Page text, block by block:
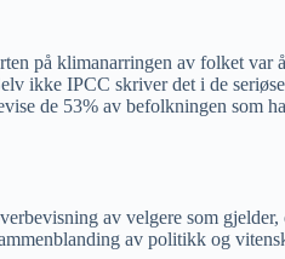
på klimanarringen av folket var
ikke IPCC skriver det i de
de 53% av befolkningen som
av velgere som
av politikk og